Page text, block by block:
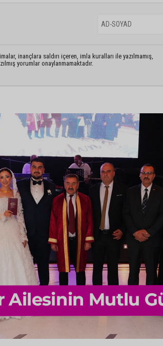
inançlara saldırı içeren, imla kuralları ile yazılmamış,
yorumlar onaylanmamaktadır.